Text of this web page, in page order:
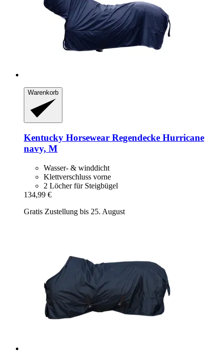
Warenkorb
Kentucky Horsewear Regendecke Hurricane
navy, M
Wasser- & winddicht
Klettverschluss vorne
2 Löcher für Steigbügel
134,99 €
Gratis Zustellung bis 25. August